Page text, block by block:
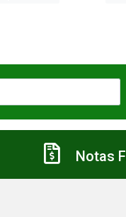
Notas